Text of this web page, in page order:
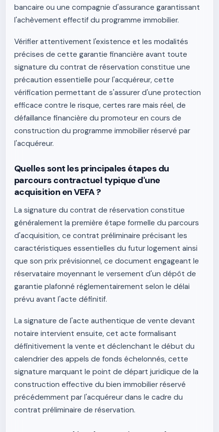
bancaire ou une compagnie d'assurance garantissant
l'achèvement effectif du programme immobilier.
Vérifier attentivement l'existence et les modalités
précises de cette garantie financière avant toute
signature du contrat de réservation constitue une
précaution essentielle pour l'acquéreur, cette
vérification permettant de s'assurer d'une protection
efficace contre le risque, certes rare mais réel, de
défaillance financière du promoteur en cours de
construction du programme immobilier réservé par
l'acquéreur.
Quelles sont les principales étapes du
parcours contractuel typique d'une
acquisition en VEFA ?
La signature du contrat de réservation constitue
généralement la première étape formelle du parcours
d'acquisition, ce contrat préliminaire précisant les
caractéristiques essentielles du futur logement ainsi
que son prix prévisionnel, ce document engageant le
réservataire moyennant le versement d'un dépôt de
garantie plafonné réglementairement selon le délai
prévu avant l'acte définitif.
La signature de l'acte authentique de vente devant
notaire intervient ensuite, cet acte formalisant
définitivement la vente et déclenchant le début du
calendrier des appels de fonds échelonnés, cette
signature marquant le point de départ juridique de la
construction effective du bien immobilier réservé
précédemment par l'acquéreur dans le cadre du
contrat préliminaire de réservation.